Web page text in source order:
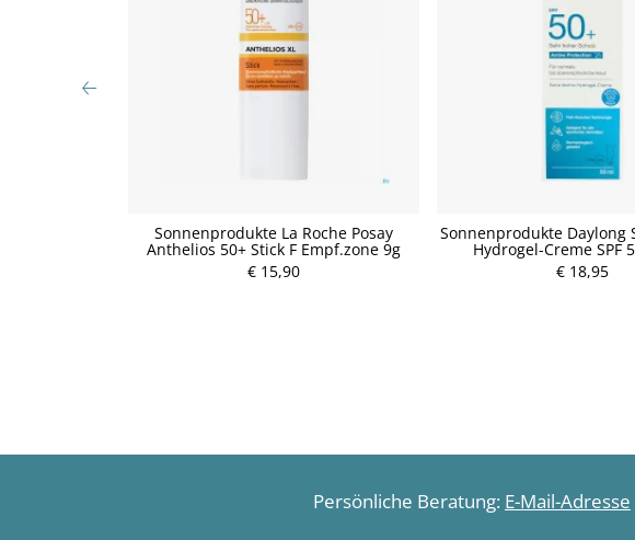
Sonnenprodukte La Roche Posay
Anthelios 50+ Stick F Empf.zone 9g
€ 15,90
Sonnenprodukte Daylong
Hydrogel-Creme SPF
€ 18,95
P
Persönliche Beratung: E-Mail-Adresse